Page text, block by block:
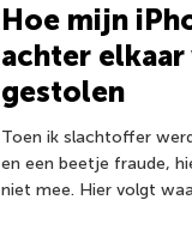
Hoe mijn
achter elkaar
gestolen
Toen ik slachtoffer
en een beetje fraude,
niet mee. Hier volgt